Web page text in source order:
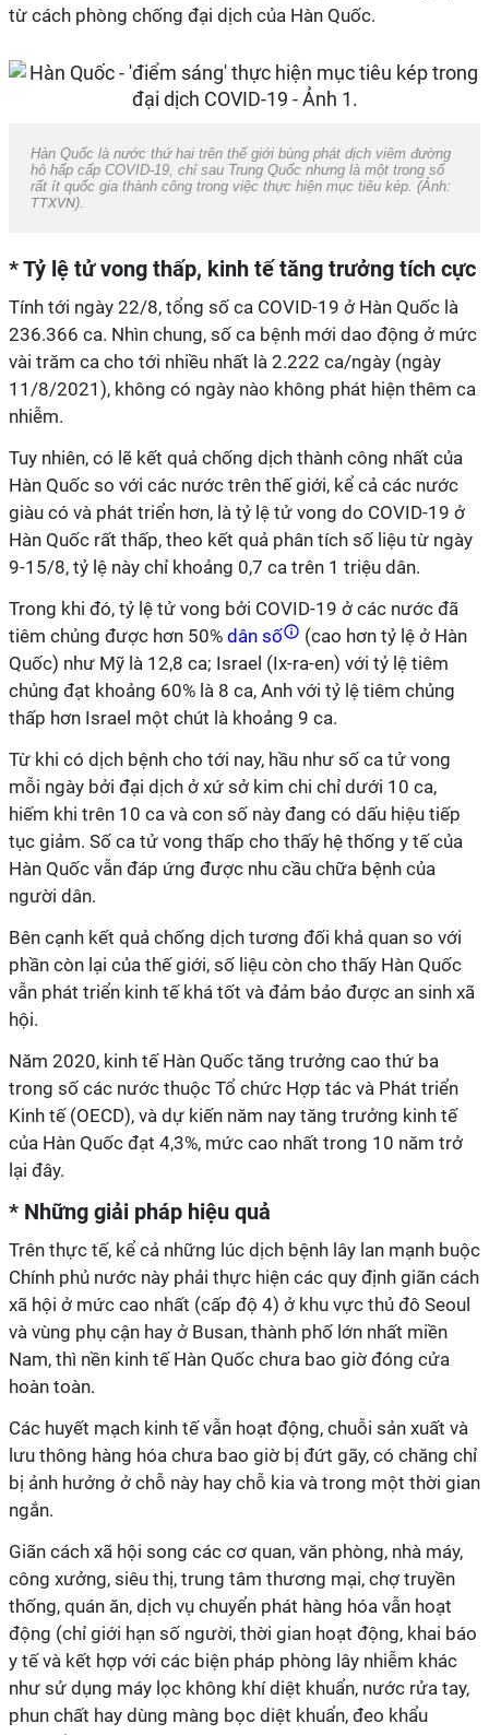
từ cách phòng chống đại dịch của Hàn Quốc.
Hàn Quốc là nước thứ hai trên thế giới bùng phát dịch viêm đường
hô hấp cấp COVID-19, chỉ sau Trung Quốc nhưng là một trong số
rất ít quốc gia thành công trong việc thực hiện mục tiêu kép. (Ảnh:
TTXVN).
* Tỷ lệ tử vong thấp, kinh tế tăng trưởng tích cực
Tính tới ngày 22/8, tổng số ca COVID-19 ở Hàn Quốc là
236.366 ca. Nhìn chung, số ca bệnh mới dao động ở mức
vài trăm ca cho tới nhiều nhất là 2.222 ca/ngày (ngày
11/8/2021), không có ngày nào không phát hiện thêm ca
nhiễm.
Tuy nhiên, có lẽ kết quả chống dịch thành công nhất của
Hàn Quốc so với các nước trên thế giới, kể cả các nước
giàu có và phát triển hơn, là tỷ lệ tử vong do COVID-19 ở
Hàn Quốc rất thấp, theo kết quả phân tích số liệu từ ngày
9-15/8, tỷ lệ này chỉ khoảng 0,7 ca trên 1 triệu dân.
Trong khi đó, tỷ lệ tử vong bởi COVID-19 ở các nước đã
tiêm chủng được hơn 50% dân số
(cao hơn tỷ lệ ở Hàn
Quốc) như Mỹ là 12,8 ca; Israel (Ix-ra-en) với tỷ lệ tiêm
chủng đạt khoảng 60% là 8 ca, Anh với tỷ lệ tiêm chủng
thấp hơn Israel một chút là khoảng 9 ca.
Từ khi có dịch bệnh cho tới nay, hầu như số ca tử vong
mỗi ngày bởi đại dịch ở xứ sở kim chi chỉ dưới 10 ca,
hiếm khi trên 10 ca và con số này đang có dấu hiệu tiếp
tục giảm. Số ca tử vong thấp cho thấy hệ thống y tế của
Hàn Quốc vẫn đáp ứng được nhu cầu chữa bệnh của
người dân.
Bên cạnh kết quả chống dịch tương đối khả quan so với
phần còn lại của thế giới, số liệu còn cho thấy Hàn Quốc
vẫn phát triển kinh tế khá tốt và đảm bảo được an sinh xã
hội.
Năm 2020, kinh tế Hàn Quốc tăng trưởng cao thứ ba
trong số các nước thuộc Tổ chức Hợp tác và Phát triển
Kinh tế (OECD), và dự kiến năm nay tăng trưởng kinh tế
của Hàn Quốc đạt 4,3%, mức cao nhất trong 10 năm trở
lại đây.
* Những giải pháp hiệu quả
Trên thực tế, kể cả những lúc dịch bệnh lây lan mạnh buộc
Chính phủ nước này phải thực hiện các quy định giãn cách
xã hội ở mức cao nhất (cấp độ 4) ở khu vực thủ đô Seoul
và vùng phụ cận hay ở Busan, thành phố lớn nhất miền
Nam, thì nền kinh tế Hàn Quốc chưa bao giờ đóng cửa
hoàn toàn.
Các huyết mạch kinh tế vẫn hoạt động, chuỗi sản xuất và
lưu thông hàng hóa chưa bao giờ bị đứt gãy, có chăng chỉ
bị ảnh hưởng ở chỗ này hay chỗ kia và trong một thời gian
ngắn.
Giãn cách xã hội song các cơ quan, văn phòng, nhà máy,
công xưởng, siêu thị, trung tâm thương mại, chợ truyền
thống, quán ăn, dịch vụ chuyển phát hàng hóa vẫn hoạt
động (chỉ giới hạn số người, thời gian hoạt động, khai báo
y tế và kết hợp với các biện pháp phòng lây nhiễm khác
như sử dụng máy lọc không khí diệt khuẩn, nước rửa tay,
phun chất hay dùng màng bọc diệt khuẩn, đeo khẩu